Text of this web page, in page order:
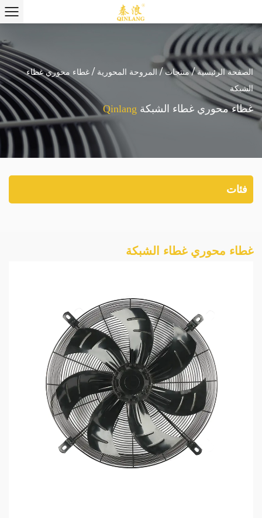
الصفحة الرئيسية/منتجات/المروحة المحورية / غطاء محوري غطاء
الشبكة
غطاء محوري غطاء الشبكة Qinlang
فئات
غطاء محوري غطاء الشبكة